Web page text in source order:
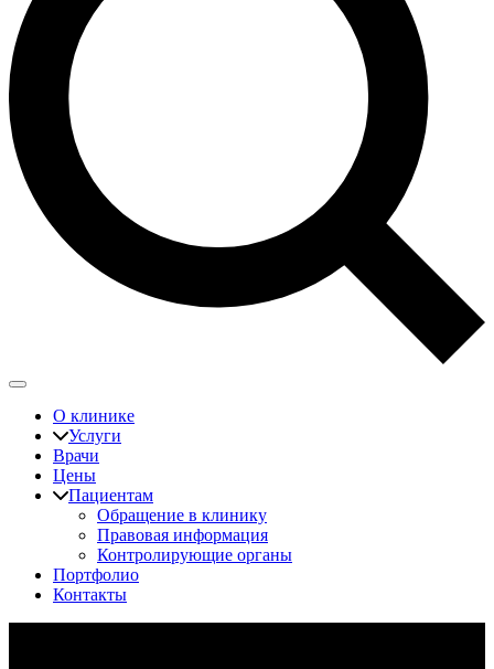
О клинике
Услуги
Врачи
Цены
Пациентам
Обращение в клинику
Правовая информация
Контролирующие органы
Портфолио
Контакты